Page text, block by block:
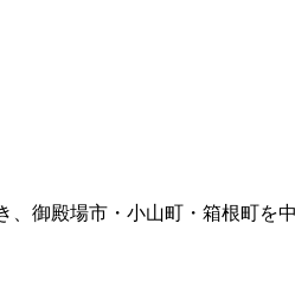
御殿場市・小山町・箱根町